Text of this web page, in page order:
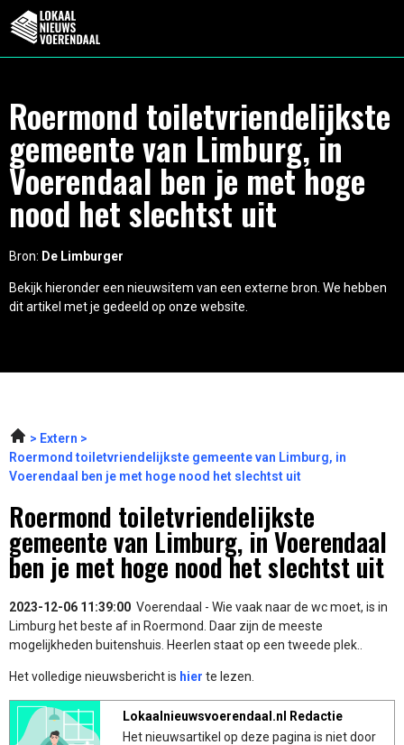
Roermond toiletvriendelijkste
gemeente van Limburg, in
Voerendaal ben je met hoge
nood het slechtst uit
Bron: De Limburger
Bekijk hieronder een nieuwsitem van een externe bron. We hebben
dit artikel met je gedeeld op onze website.
Extern
Roermond toiletvriendelijkste gemeente van Limburg, in
Voerendaal ben je met hoge nood het slechtst uit
Roermond toiletvriendelijkste
gemeente van Limburg, in Voerendaal
ben je met hoge nood het slechtst uit
2023-12-06 11:39:00 Voerendaal - Wie vaak naar de wc moet, is in
Limburg het beste af in Roermond. Daar zijn de meeste
mogelijkheden buitenshuis. Heerlen staat op een tweede plek..
Het volledige nieuwsbericht is hier te lezen.
Lokaalnieuwsvoerendaal.nl Redactie
Het nieuwsartikel op deze pagina is niet door